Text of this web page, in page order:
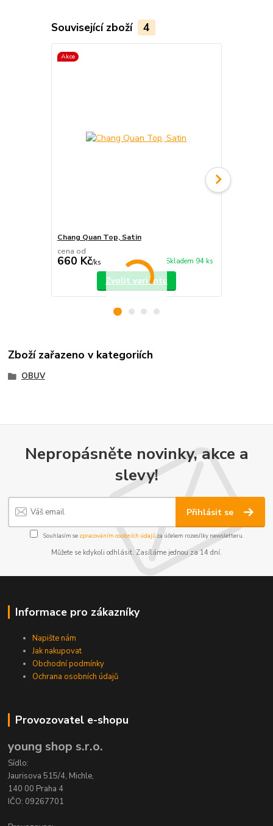
Související zboží 4
Akce
Chang Quan Top, Satin
cena od
660 Kč/ks Skladem 94 ks
Zvolit variantu
Zboží zařazeno v kategoriích
OBUV
Nepropásněte novinky, akce a
slevy!
Přihlásit se
Souhlasím se zpracováním osobních údajůza účelem rozesílky newsletteru.
Můžete se kdykoli odhlásit. Zasíláme jednou za 14 dní.
Informace pro zákazníky
Napište nám
Jak nakupovat
Obchodní podmínky
Ochrana osobních údajů
Provozovatel e-shopu
young shop s.r.o.
Sídlo:
Jaurisova 515/4, Michle,
140 00 Praha 4
IČO: 09267701